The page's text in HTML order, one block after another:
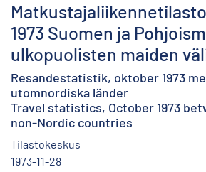
1973 Suomen ja
ulkopuolisten maiden
Resandestatistik, oktober 1973
utomnordiska länder
Travel statistics, October 1973
non-Nordic countries
Tilastokeskus
1973-11-28